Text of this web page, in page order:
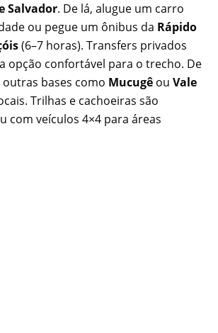
Salvador. De lá, alugue um carro
ou pegue um ônibus da Rápido
(6–7 horas). Transfers privados
opção confortável para o trecho. De
outras bases como Mucugê ou Vale
Trilhas e cachoeiras são
com veículos 4×4 para áreas